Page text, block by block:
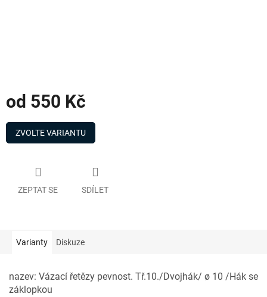
od 550 Kč
Měrná
cena:
ZVOLTE VARIANTU
ZEPTAT SE SDÍLET
Varianty Diskuze
nazev: Vázací řetězy pevnost. Tř.10./Dvojhák/ ø 10 /Hák se
záklopkou